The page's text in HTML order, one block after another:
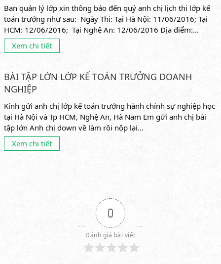
Ban quản lý lớp xin thông báo đến quý anh chị lịch thi lớp kế
toán trưởng như sau: Ngày Thi: Tại Hà Nội: 11/06/2016; Tại
HCM: 12/06/2016; Tại Nghệ An: 12/06/2016 Địa điểm:...
Xem chi tiết
BÀI TẬP LỚN LỚP KẾ TOÁN TRƯỞNG DOANH
NGHIỆP
Kính gửi anh chị lớp kế toán trưởng hành chính sự nghiệp học
tại Hà Nội và Tp HCM, Nghệ An, Hà Nam Em gửi anh chị bài
tập lớn Anh chị down về làm rồi nộp lại...
Xem chi tiết
0
Đánh giá bài viết